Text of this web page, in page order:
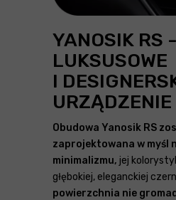
YANOSIK RS -
LUKSUSOWE
I
URZĄDZENIE
Obudowa Yanosik RS
zaprojektowana w myśl
minimalizmu, jej
głębokiej, eleganckiej
powierzchnia nie